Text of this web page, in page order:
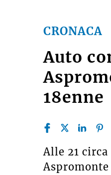
CRONACA
Auto
18enne
Alle 21